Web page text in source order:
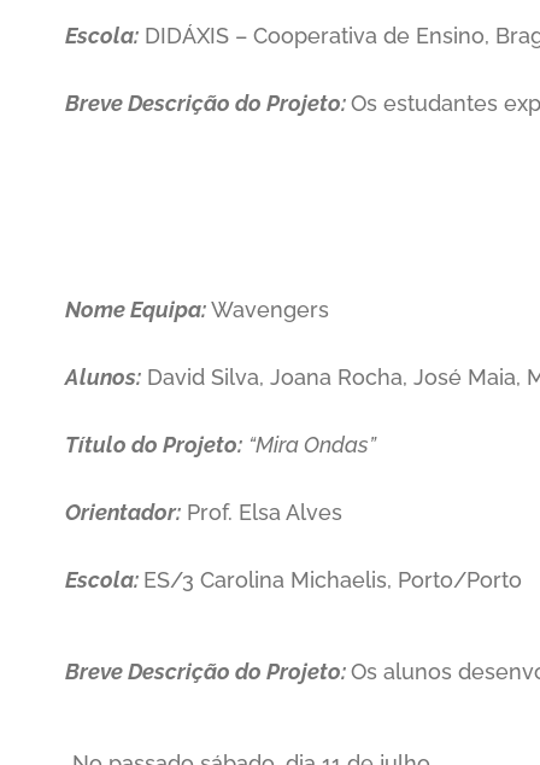
Escola:DIDÁXIS – Cooperativa de Ensino,
Breve Descrição do Projeto:Os estudantes
Nome Equipa:Wavengers
Alunos:David Silva, Joana Rocha, José Maia,
Título do Projeto: “Mira Ondas”
Orientador:Prof. Elsa Alves
Escola: ES/3 Carolina Michaelis, Porto/Porto
Breve Descrição do Projeto:Os alunos